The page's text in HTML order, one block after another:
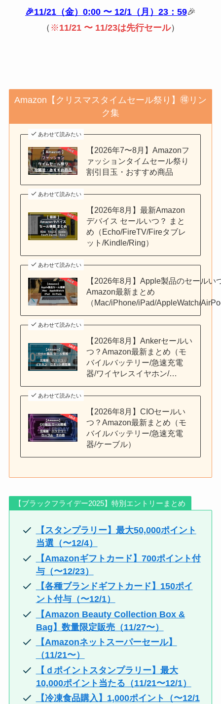
🎉11/21（金）0:00 〜 12/1（月）23：59🎉
（ ※11/21 〜 11/23は先行セール）
Amazon【クリスマスタイムセール祭り】🉐リン
ク集
あわせて読みたい
【2026年7〜8月】Amazonフ
ァッションタイムセール祭り
割引目玉・おすすめ商品
あわせて読みたい
【2026年8月】最新Amazon
デバイス セールいつ？ まと
め（Echo/FireTV/Fireタブレ
ット/Kindle/Ring）
あわせて読みたい
【2026年8月】Apple製品のセールい
Amazon最新まとめ
（Mac/iPhone/iPad/AppleWatch/
あわせて読みたい
【2026年8月】Ankerセールい
つ？Amazon最新まとめ（モ
バイルバッテリー/急速充電
器/ワイヤレスイヤホン/…
あわせて読みたい
【2026年8月】CIOセールい
つ？Amazon最新まとめ（モ
バイルバッテリー/急速充電
器/ケーブル）
【ブラックフライデー2025】特別エントリーまとめ
【スタンプラリー】最大50,000ポイント
当選（〜12/4）
【Amazonギフトカード】700ポイント付
与（〜12/23）
【各種ブランドギフトカード】150ポイ
ント付与（〜12/1）
【Amazon Beauty Collection Box &
Bag】数量限定販売（11/27〜）
【Amazonネットスーパーセール】
（11/21〜）
【ｄポイントスタンプラリー】最大
10,000ポイント当たる（11/21〜12/1）
【冷凍食品購入】1,000ポイント（〜12/1